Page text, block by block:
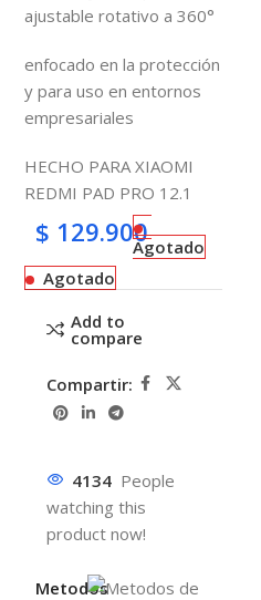
ajustable rotativo a 360°
enfocado en la protección
y para uso en entornos
empresariales
HECHO PARA XIAOMI
REDMI PAD PRO 12.1
$ 129.900Agotado
Agotado
Add to
compare
Compartir:
4134 People
watching this
product now!
Metodos